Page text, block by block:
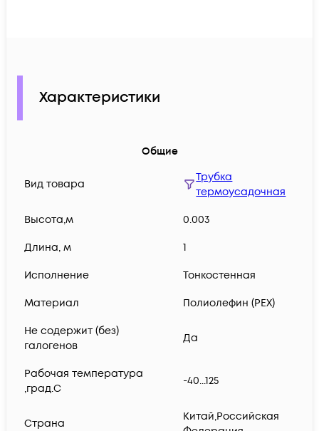
Характеристики
Общие
Вид товара
Трубка
термоусадочная
Высота,м 0.003
Длина, м 1
Исполнение Тонкостенная
Материал Полиолефин (PEX)
Не содержит (без)
галогенов
Да
Рабочая температура
,град.C
-40...125
Страна
Китай,Российская